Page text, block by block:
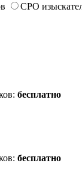
СРО
бесплатно
бесплатно